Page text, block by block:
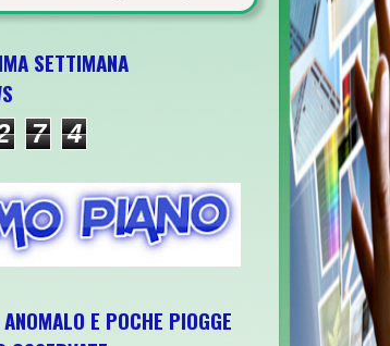
a Pescara l'ultima gara di
SETTIMANA
7 4
E POCHE PIOGGE